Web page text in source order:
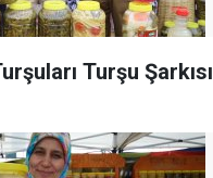
Turşu Şarkısı